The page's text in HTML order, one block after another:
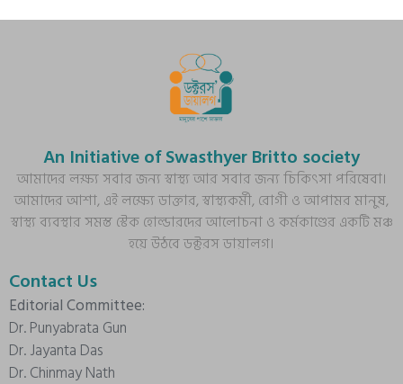
An Initiative of Swasthyer Britto society
আমাদের লক্ষ্য সবার জন্য স্বাস্থ্য আর সবার জন্য চিকিৎসা পরিষেবা।
আমাদের আশা, এই লক্ষ্যে ডাক্তার, স্বাস্থ্যকর্মী, রোগী ও আপামর মানুষ,
স্বাস্থ্য ব্যবস্থার সমস্ত স্টেক হোল্ডারদের আলোচনা ও কর্মকাণ্ডের একটি মঞ্চ
হয়ে উঠবে ডক্টরস ডায়ালগ।
Contact Us
Editorial Committee:
Dr. Punyabrata Gun
Dr. Jayanta Das
Dr. Chinmay Nath